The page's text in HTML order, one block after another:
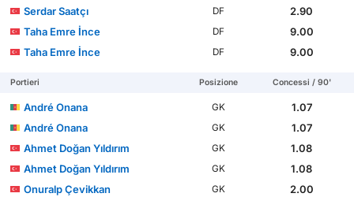
Serdar Saatçı
DF
2.90
Taha Emre İnce
DF
9.00
Taha Emre İnce
DF 9.00
Portieri Posizione Concessi / 90'
André Onana GK
1.07
André Onana
GK
1.07
Ahmet Doğan Yıldırım
GK
1.08
Ahmet Doğan Yıldırım
GK
1.08
Onuralp Çevikkan
GK
2.00